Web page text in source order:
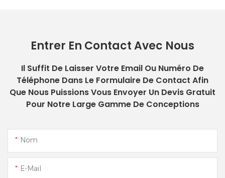
Entrer En Contact Avec Nous
Il Suffit De Laisser Votre Email Ou Numéro De
Téléphone Dans Le Formulaire De Contact Afin
Que Nous Puissions Vous Envoyer Un Devis Gratuit
Pour Notre Large Gamme De Conceptions
Nom
E-Mail